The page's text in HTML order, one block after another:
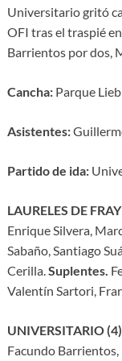
Universitario gritó
OFI tras el traspié
Barrientos por dos,
Cancha:Parque
Asistentes:
Partido de ida:
LAURELES DE
Enrique Silvera,
Sabaño, Santiago
Cerilla.Suplentes.
Valentín Sartori,
UNIVERSITARIO
Facundo Barrientos,